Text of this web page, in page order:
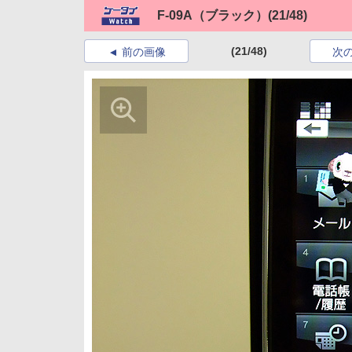
F-09A（ブラック） (21/48)
前の画像 (21/48) 次